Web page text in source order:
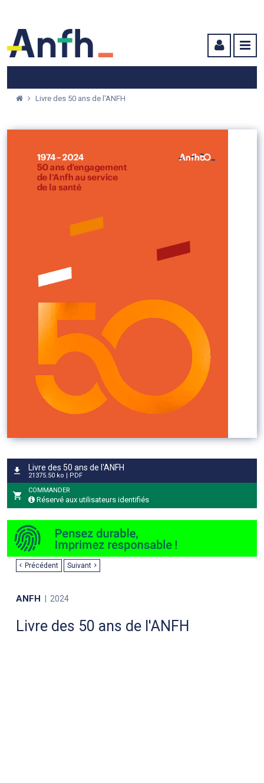
Livre des 50 ans de l'ANFH
Livre des 50 ans de l'ANFH
21375.50 ko | PDF
COMMANDER
Réservé aux utilisateurs identifiés
Précédent Suivant
ANFH 2024
Livre des 50 ans de l'ANFH